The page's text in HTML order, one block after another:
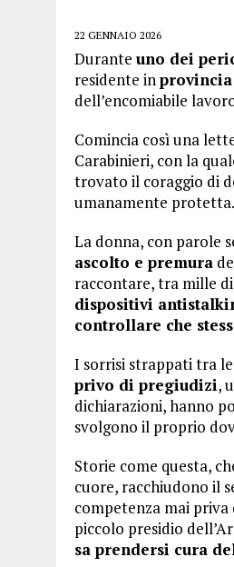
22 GENNAIO 2026
Durante uno dei
residente in
dell’encomiabile
Comincia così una
Carabinieri, con la
trovato il coraggio di
umanamente protetta.
La donna, con parole
ascolto e premura
raccontare, tra mille
dispositivi
controllare che
I sorrisi strappati tra
privo di pregiudizi,
dichiarazioni, hanno
svolgono il proprio
Storie come questa,
cuore, racchiudono il
competenza mai
piccolo presidio
sa prendersi cura